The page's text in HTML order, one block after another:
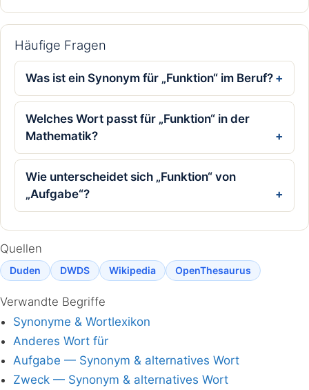
Häufige Fragen
Was ist ein Synonym für „Funktion“ im Beruf?
Welches Wort passt für „Funktion“ in der
Mathematik?
Wie unterscheidet sich „Funktion“ von
„Aufgabe“?
Quellen
Duden DWDS Wikipedia OpenThesaurus
Verwandte Begriffe
Synonyme & Wortlexikon
Anderes Wort für
Aufgabe — Synonym & alternatives Wort
Zweck — Synonym & alternatives Wort